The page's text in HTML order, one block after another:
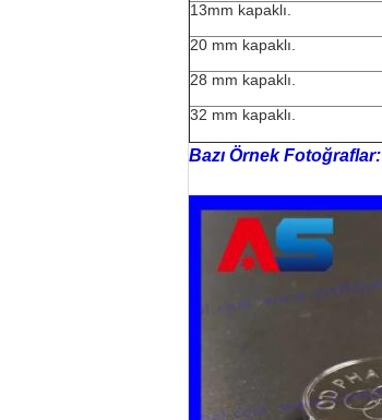
13mm kapaklı.
20 mm kapaklı.
28 mm kapaklı.
32 mm kapaklı.
Bazı Örnek Fotoğraflar: